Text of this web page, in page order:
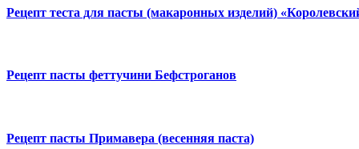
Рецепт теста для пасты (макаронных изделий)
Рецепт пасты феттучини Бефстроганов
Рецепт пасты Примавера (весенняя паста)